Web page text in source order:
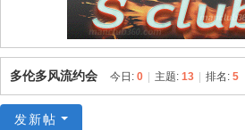
多伦多风流约会 今日: 0 主题: 13 排名: 5
发新帖